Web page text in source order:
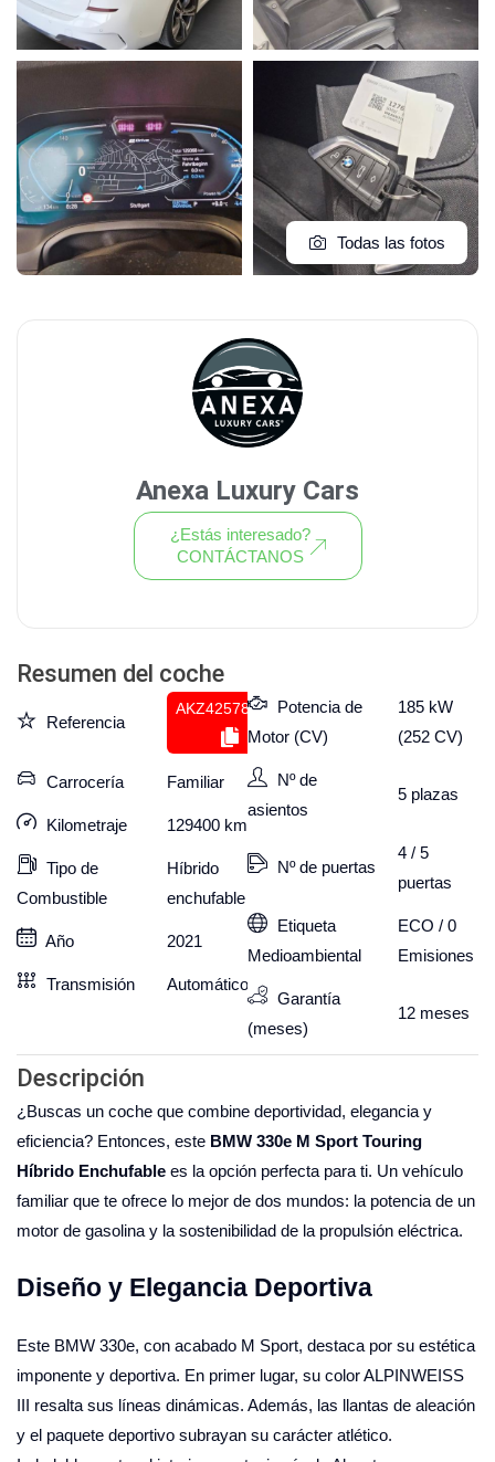
Todas las fotos
Resumen del coche
Referencia
AKZ425788717
Carrocería Familiar
Kilometraje 129400 km
Tipo de
Combustible
Híbrido
enchufable
Año 2021
Transmisión Automático
Potencia de
Motor (CV)
185 kW
(252 CV)
Nº de
asientos
5 plazas
Nº de puertas
4 / 5
puertas
Etiqueta
Medioambiental
ECO / 0
Emisiones
Garantía
(meses)
12 meses
Descripción
¿Buscas un coche que combine deportividad, elegancia y
eficiencia? Entonces, este BMW 330e M Sport Touring
Híbrido Enchufable es la opción perfecta para ti. Un vehículo
familiar que te ofrece lo mejor de dos mundos: la potencia de un
motor de gasolina y la sostenibilidad de la propulsión eléctrica.
Diseño y Elegancia Deportiva
Este BMW 330e, con acabado M Sport, destaca por su estética
imponente y deportiva. En primer lugar, su color ALPINWEISS
III resalta sus líneas dinámicas. Además, las llantas de aleación
y el paquete deportivo subrayan su carácter atlético.
Anexa Luxury Cars
¿Estás interesado?
CONTÁCTANOS